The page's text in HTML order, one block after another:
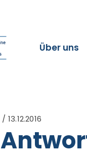
Über uns
13.12.2016